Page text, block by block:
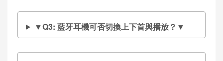
▼Q3: 藍牙耳機可否切換上下首與播放？▼